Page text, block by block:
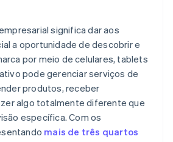
fundador sem dinheiro em
eleição fiscal 83(b)
empresariais de padrão
Stripe Payments, além de 50 mil
e descontos de parceiros
significa dar aos
a oportunidade de descobrir e
por meio de celulares, tablets
pode gerenciar serviços de
produtos, receber
algo totalmente diferente que
específica. Com os
mais de três quartos